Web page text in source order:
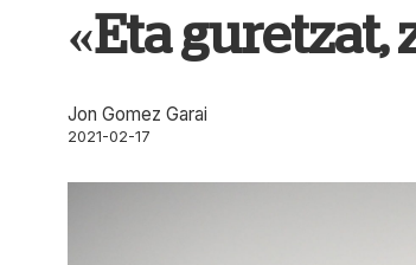
«Eta guretzat,
Jon Gomez Garai
2021-02-17